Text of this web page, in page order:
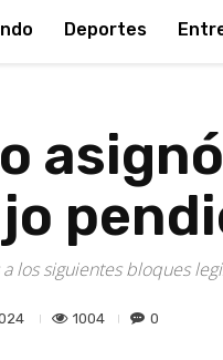
Deportes
los siguientes bloques
1004 0